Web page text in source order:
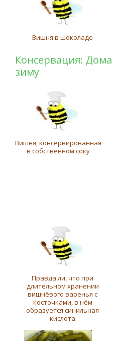
Вишня в шоколаде
Консервация:
зиму
Вишня, консервированная
в собственном соку
Правда ли, что при
длительном хранении
вишнёвого варенья с
косточками, в нём
образуется синильная
кислота